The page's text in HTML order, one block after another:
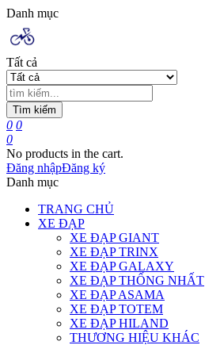
Danh mục
Tất cả
Tìm kiếm
0 0
0
No products in the cart.
Đăng nhậpĐăng ký
Danh mục
TRANG CHỦ
XE ĐẠP
XE ĐẠP GIANT
XE ĐẠP TRINX
XE ĐẠP GALAXY
XE ĐẠP THỐNG NHẤT
XE ĐẠP ASAMA
XE ĐẠP TOTEM
XE ĐẠP HILAND
THƯƠNG HIỆU KHÁC